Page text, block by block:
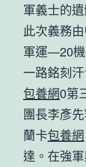
軍義士的
此次義務
軍運—20
一路銘刻
包養網0第
團長李彥
蘭卡包養網
達。在強